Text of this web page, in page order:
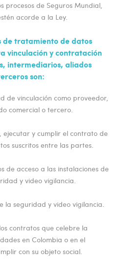
procesos de Seguros Mundial,
acorde a la Ley.
de tratamiento de datos
vinculación y contratación
intermediarios, aliados
son:
de vinculación como proveedor,
comercial o tercero.
ejecutar y cumplir el contrato de
suscritos entre las partes.
de acceso a las instalaciones de
y video vigilancia.
la seguridad y video vigilancia.
contratos que celebre la
en Colombia o en el
con su objeto social.